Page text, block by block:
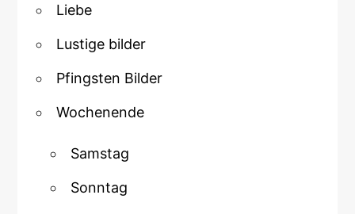
Liebe
Lustige bilder
Pfingsten Bilder
Wochenende
Samstag
Sonntag